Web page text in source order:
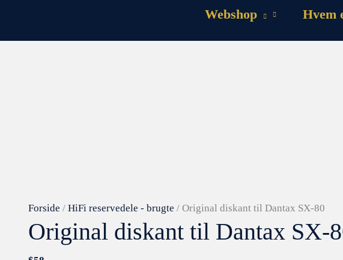
Webshop Hvem
Forside / HiFi reservedele - brugte / Original diskant til Dantax SX-80
Original diskant til Dantax SX-
antal